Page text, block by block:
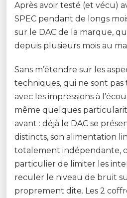
Après avoir testé (et vécu)
SPEC pendant de longs
sur le DAC de la marque,
depuis plusieurs mois au
Sans m’étendre sur les
techniques, qui ne sont
avec les impressions à
même quelques
avant : déjà le DAC se
distincts, son alimentation
totalement indépendante,
particulier de limiter les
reculer le niveau de bruit
proprement dite. Les 2